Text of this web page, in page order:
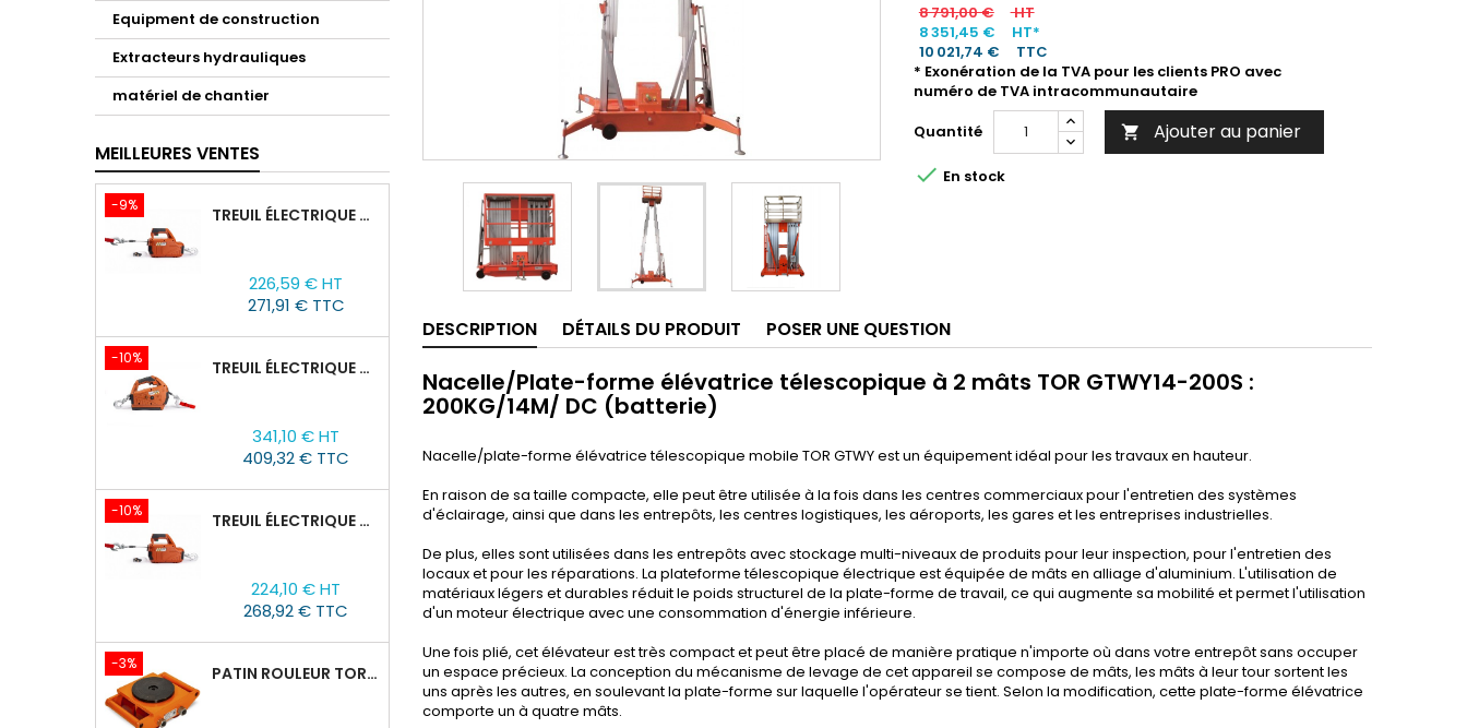
Equipment de construction
Extracteurs hydrauliques
matériel de chantier
MEILLEURES VENTES
-9% TREUIL ÉLECTRIQUE PORTABLE AVEC TÉLÉCOMMANDE TOR SQ-02-450KG/4.6M
base
226,59 € HT
271,91 € TTC
-10% TREUIL ÉLECTRIQUE PORTABLE À BATTERIE TOR SQ-05-450KG/4.6M
base
341,10 € HT
409,32 € TTC
-10% TREUIL ÉLECTRIQUE PORTABLE AVEC TÉLÉCOMMANDE TOR SQ-04-250KG/8M
base
224,10 € HT
268,92 € TTC
-3% PATIN ROULEUR TOR CRA-4 : 6T
8 791,00 €
HT
8 351,45 €
HT*
10 021,74 €
TTC
* Exonération de la TVA pour les clients PRO avec
numéro de TVA intracommunautaire
Quantité
 Ajouter au panier
 En stock
DESCRIPTION DÉTAILS DU PRODUIT POSER UNE QUESTION
Nacelle/Plate-forme élévatrice télescopique à 2 mâts TOR GTWY14-200S :
200KG/14M/ DC (batterie)
Nacelle/plate-forme élévatrice télescopique mobile TOR GTWY est un équipement idéal pour les travaux en hauteur.
En raison de sa taille compacte, elle peut être utilisée à la fois dans les centres commerciaux pour l'entretien des systèmes
d'éclairage, ainsi que dans les entrepôts, les centres logistiques, les aéroports, les gares et les entreprises industrielles.
De plus, elles sont utilisées dans les entrepôts avec stockage multi-niveaux de produits pour leur inspection, pour l'entretien des
locaux et pour les réparations. La plateforme télescopique électrique est équipée de mâts en alliage d'aluminium. L'utilisation de
matériaux légers et durables réduit le poids structurel de la plate-forme de travail, ce qui augmente sa mobilité et permet l'utilisation
d'un moteur électrique avec une consommation d'énergie inférieure.
Une fois plié, cet élévateur est très compact et peut être placé de manière pratique n'importe où dans votre entrepôt sans occuper
un espace précieux. La conception du mécanisme de levage de cet appareil se compose de mâts, les mâts à leur tour sortent les
uns après les autres, en soulevant la plate-forme sur laquelle l'opérateur se tient. Selon la modification, cette plate-forme élévatrice
comporte un à quatre mâts.